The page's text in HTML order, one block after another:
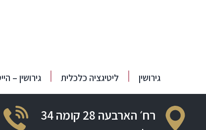
גירושין ליטיגציה כלכלית גירושין –
רח׳ הארבעה 28 קומה 34